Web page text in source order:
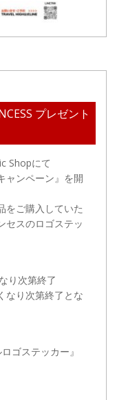
プレゼント
Shopにて
ャンペーン』を開
をご購入していた
セスのロゴステッ
り次第終了
なり次第終了とな
ゴステッカー』